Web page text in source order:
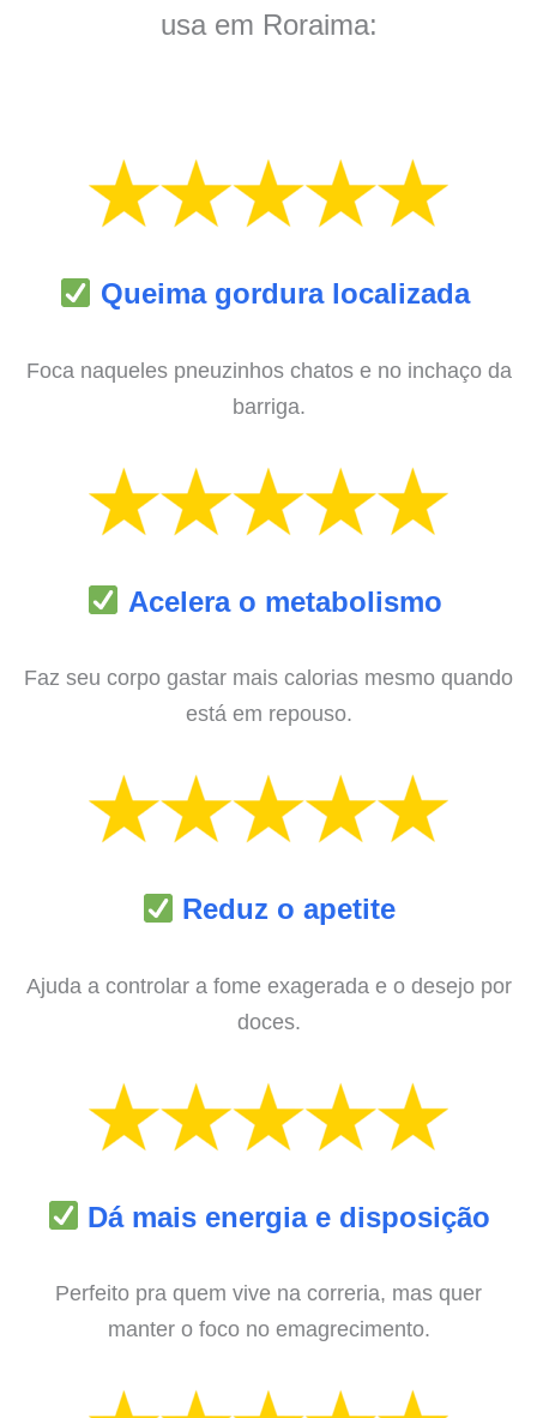
usa em Roraima:
Queima gordura localizada
Foca naqueles pneuzinhos chatos e no inchaço da
barriga.
Acelera o metabolismo
Faz seu corpo gastar mais calorias mesmo quando
está em repouso.
Reduz o apetite
Ajuda a controlar a fome exagerada e o desejo por
doces.
Dá mais energia e disposição
Perfeito pra quem vive na correria, mas quer
manter o foco no emagrecimento.